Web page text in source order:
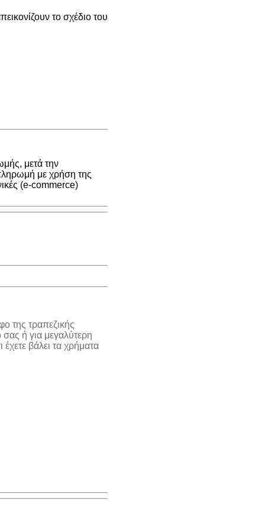
το σχέδιο του
μετά την
με χρήση της
(e-commerce)
της τραπεζικής
ή για μεγαλύτερη
βάλει τα χρήματα